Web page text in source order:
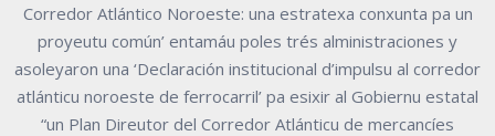
Corredor Atlántico Noroeste: una estratexa conxunta pa un
proyeutu común’ entamáu poles trés alministraciones y
asoleyaron una ‘Declaración institucional d’impulsu al corredor
atlánticu noroeste de ferrocarril’ pa esixir al Gobiernu estatal
“un Plan Direutor del Corredor Atlánticu de mercancíes